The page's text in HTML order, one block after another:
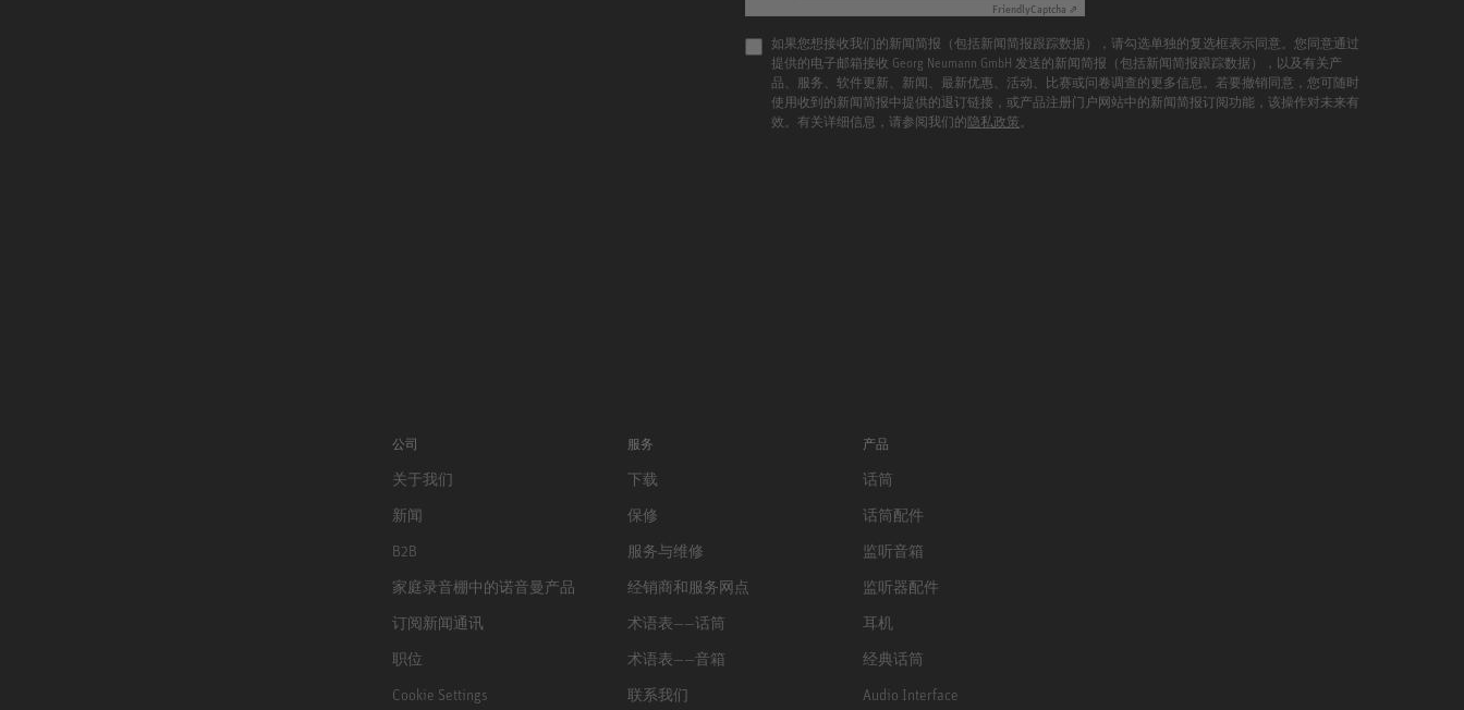
FriendlyCaptcha ⇗
如果您想接收我们的新闻简报（包括新闻简报跟踪数据），请勾选单独的复选框表示同意。您同意通过
提供的电子邮箱接收 Georg Neumann GmbH 发送的新闻简报（包括新闻简报跟踪数据），以及有关产
品、服务、软件更新、新闻、最新优惠、活动、比赛或问卷调查的更多信息。若要撤销同意，您可随时
使用收到的新闻简报中提供的退订链接，或产品注册门户网站中的新闻简报订阅功能，该操作对未来有
效。有关详细信息，请参阅我们的 隐私政策。
公司
关于我们
新闻
B2B
家庭录音棚中的诺音曼产品
订阅新闻通讯
职位
Cookie Settings
服务
下载
保修
服务与维修
经销商和服务网点
术语表——话筒
术语表——音箱
联系我们
产品
话筒
话筒配件
监听音箱
监听器配件
耳机
经典话筒
Audio Interface